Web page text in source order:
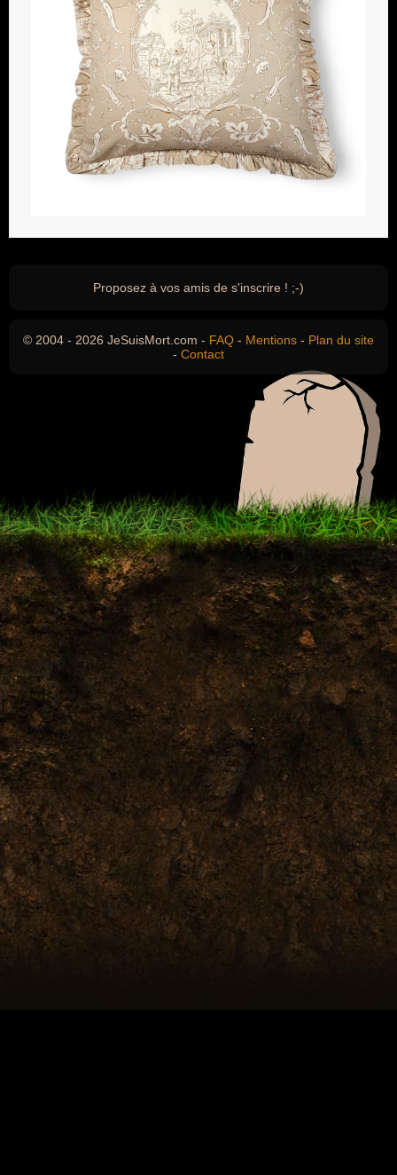
Proposez à vos amis de s'inscrire ! ;-)
© 2004 - 2026 JeSuisMort.com - FAQ - Mentions - Plan du site
- Contact